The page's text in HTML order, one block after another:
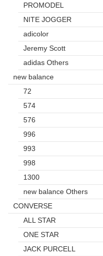
PROMODEL
NITE JOGGER
adicolor
Jeremy Scott
adidas Others
new balance
72
574
576
996
993
998
1300
new balance Others
CONVERSE
ALL STAR
ONE STAR
JACK PURCELL